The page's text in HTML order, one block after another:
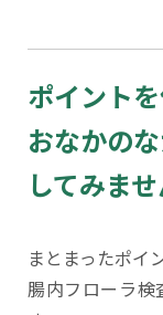
ポイントを
おなかの
してみま
まとまったポイ
腸内フローラ検